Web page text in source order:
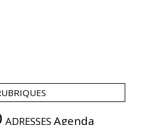
ADRESSES Agenda